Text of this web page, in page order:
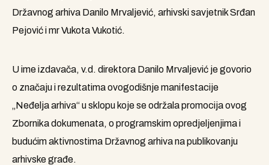
Državnog arhiva Danilo Mrvaljević, arhivski savjetnik Srđan
Pejović i mr Vukota Vukotić.
U ime izdavača, v.d. direktora Danilo Mrvaljević je govorio
o značaju i rezultatima ovogodišnje manifestacije
„Neđelja arhiva“ u sklopu koje se održala promocija ovog
Zbornika dokumenata, o programskim opredjeljenjima i
budućim aktivnostima Državnog arhiva na publikovanju
arhivske građe.